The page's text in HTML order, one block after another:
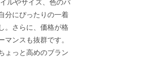
ルやサイズ、色のバ
分にぴったりの一着
。さらに、価格が格
マンスも抜群です。
ょっと高めのブラン